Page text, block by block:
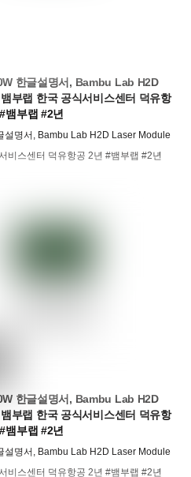
한글설명서, Bambu Lab H2D
부랩 한국 공식서비스센터 덕유항
뱀부랩 #2년
설명서, Bambu Lab H2D Laser Module
비스센터 덕유항공 2년 #뱀부랩 #2년
한글설명서, Bambu Lab H2D
부랩 한국 공식서비스센터 덕유항
뱀부랩 #2년
설명서, Bambu Lab H2D Laser Module
비스센터 덕유항공 2년 #뱀부랩 #2년